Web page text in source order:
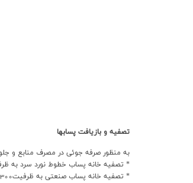
تصفيه و بازيافت پسابها
به منظور صرفه جوئي در مصرف منابع و
* تصفيه خانه پساب خطوط نورد سرد به ظرفيت7000مترمكعب
* تصفيه خانه پساب صنعتي به ظرفيت1300متر مكعب در ساعت